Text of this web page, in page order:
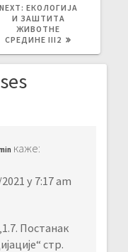
NEXT: NEXT
POST:
ЕКОЛОГИЈА
И ЗАШТИТА
ЖИВОТНЕ
СРЕДИНЕ III2
каже:
у 7:17 am
Постанак
стр.